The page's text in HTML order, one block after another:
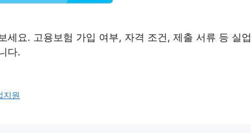
세요. 고용보험 가입 여부, 자격 조건, 제출 서류 등 실업
다.
지원